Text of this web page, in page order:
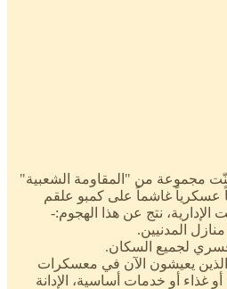
من فبراير 2025، شنّت مجموعة من "المقاومة الشعبية"
غاشماً على كمبو علقم
نتج عن هذا الهجوم:-
المدنيين.
لجميع السكان.
يعيشون الآن في معسكرات
غذاء أو خدمات أساسية، الإدانة